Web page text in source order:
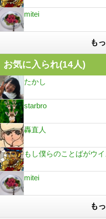
mitei
も
お気に入られ(14人)
たかし
starbro
轟直人
もし僕らのことばがウ
mitei
も